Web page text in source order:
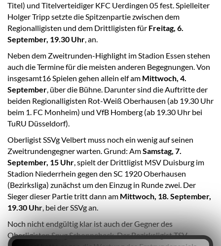
Titel) und Titelverteidiger KFC Uerdingen 05 fest. Spielleiter
Holger Tripp setzte die Spitzenpartie zwischen dem
Regionalligisten und dem Drittligisten für Freitag, 6.
September, 19.30 Uhr, an.
Neben dem Zweitrunden-Highlight im Stadion Essen stehen
auch die Termine für die meisten anderen Begegnungen. Von
insgesamt16 Spielen gehen allein elf am Mittwoch, 4.
September, über die Bühne. Darunter sind die Auftritte der
beiden Regionalligisten Rot-Weiß Oberhausen (ab 19.30 Uhr
beim 1. FC Monheim) und VfB Homberg (ab 19.30 Uhr bei
TuRU Düsseldorf).
Oberligist SSVg Velbert muss noch ein wenig auf seinen
Zweitrundengegner warten. Grund: AmSamstag, 7.
September, 15 Uhr, spielt der Drittligist MSV Duisburg im
Stadion Niederrhein gegen den SC 1920 Oberhausen
(Bezirksliga) zunächst um den Einzug in Runde zwei. Der
Sieger dieser Partie tritt dann am Mittwoch, 18. September,
19.30 Uhr, bei der SSVg an.
Noch nicht endgültig klar ist auch der Gegner des
Oberligisten Spvg Schonnebeck. Der Bezirksligist TSV